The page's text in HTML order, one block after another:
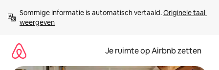
direct
naar
Sommige informatie is automatisch vertaald. Originele taal
weergeven
Je ruimte op Airbnb zetten